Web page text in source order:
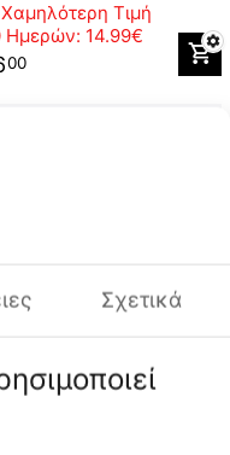
Χαμηλότερη Τιμή
Ημερών: 14.99€
00
Arena Water Tribe
Boy Bri Παιδικό Μαγιό
Σχετικά